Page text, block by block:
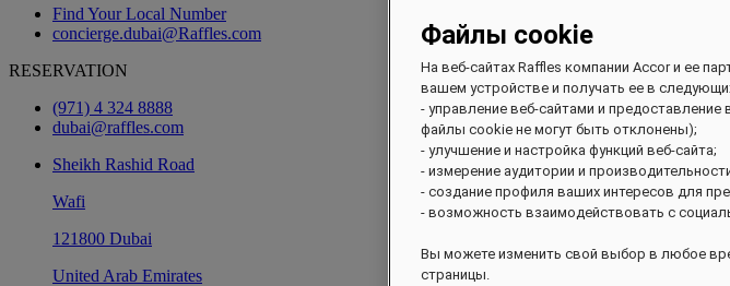
Find Your Local Number
concierge.dubai@Raffles.com
RESERVATION
(971) 4 324 8888
dubai@raffles.com
Sheikh Rashid Road
Wafi
121800 Dubai
United Arab Emirates
Файлы cookie
На веб-сайтах Raffles компании Accor и ее
вашем устройстве и получать ее в
- управление веб-сайтами и
файлы cookie не могут быть отклонены);
- улучшение и настройка функций веб-сайта;
- измерение аудитории и
- создание профиля ваших интересов для
- возможность взаимодействовать с
Вы можете изменить свой выбор в любое
страницы.